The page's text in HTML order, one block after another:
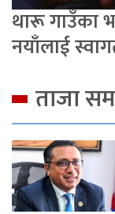
थारू गाउँका
नयाँलाई
ताजा